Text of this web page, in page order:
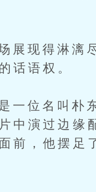
现得淋漓尽
话语权。
位名叫朴东
中演过边缘
前，他摆足